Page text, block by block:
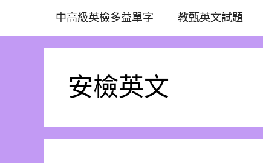
中高級英檢多益單字 教甄英文試題
安檢英文